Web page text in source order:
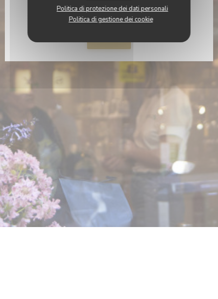
Politica di protezione dei dati personali
Politica di gestione dei cookie
finestra))
nuova finestra))
Iscriversi alla nostra newsletter per ricevere comunicazioni
personalizzate e offerte di marketing via e-mail.